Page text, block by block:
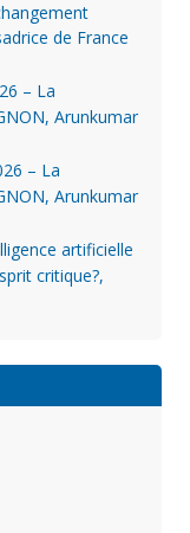
de France
– La
Arunkumar
– La
Arunkumar
artificielle
critique?,